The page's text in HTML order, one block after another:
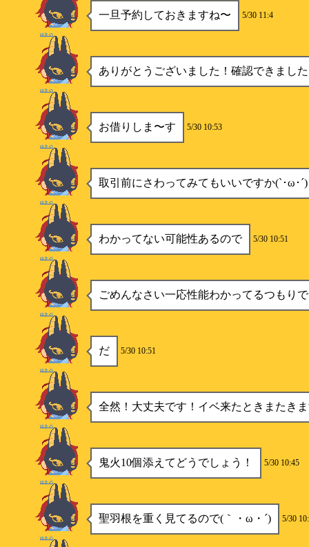
一旦予約しておきますね〜 5/30 11:4
ゆきの
ありがとうございました！確認できました
ゆきの
お借りしま〜す 5/30 10:53
ゆきの
取引前にさわってみてもいいですか(`･ω･
ゆきの
わかってない可能性あるので 5/30 10:51
ゆきの
ごめんなさい一応性能わかってるつもりで
ゆきの
だ 5/30 10:51
ゆきの
全然！大丈夫です！イベ来たときまたき
ゆきの
鬼火10個添えてどうでしょう！ 5/30 10:45
ゆきの
聖羽根を重く見てるので(｀・ω・´) 5/30
ゆきの